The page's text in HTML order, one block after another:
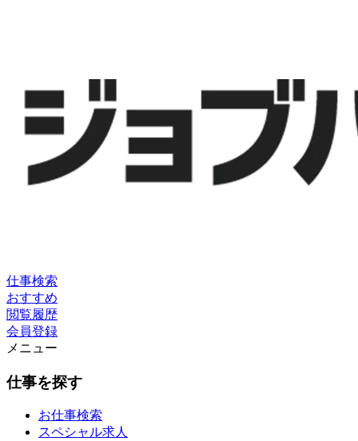
仕事検索
おすすめ
閲覧履歴
会員登録
メニュー
仕事を探す
お仕事検索
スペシャル求人